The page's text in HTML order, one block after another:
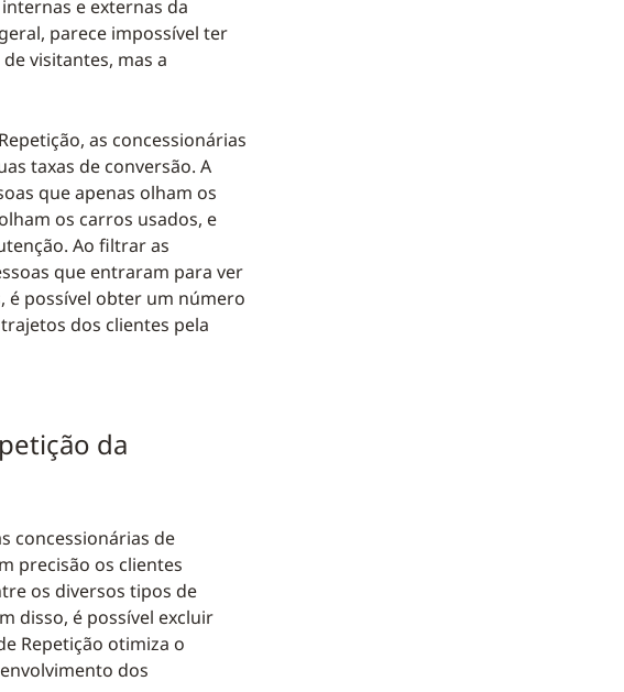
e externas da
parece impossível ter
visitantes, mas a
as concessionárias
taxas de conversão. A
que apenas olham os
os carros usados, e
Ao filtrar as
que entraram para ver
é possível obter um número
dos clientes pela
da
concessionárias de
precisão os clientes
os diversos tipos de
disso, é possível excluir
Repetição otimiza o
dos